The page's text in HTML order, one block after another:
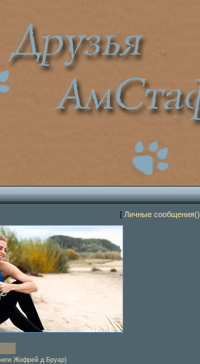
[ Личные сообщения()
Жофрей д Бруар)